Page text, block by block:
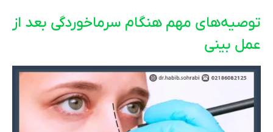
توصیه‌های مهم هنگام سرماخوردگی بعد از
عمل بینی